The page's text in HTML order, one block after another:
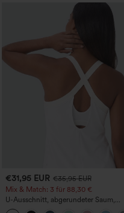
€31,95 EUR €35,95 EUR
Mix & Match: 3 für 88,30 €
U-Ausschnitt, abgerundeter Saum,
InstantCool Yoga-Trägertop – UPF50+